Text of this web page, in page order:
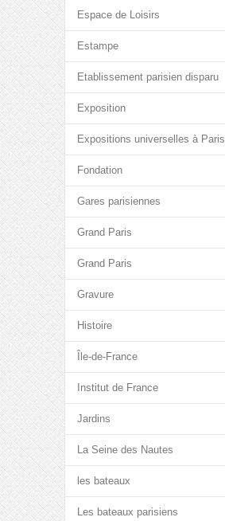
Espace de Loisirs
Estampe
Etablissement parisien disparu
Exposition
Expositions universelles à Paris
Fondation
Gares parisiennes
Grand Paris
Grand Paris
Gravure
Histoire
Île-de-France
Institut de France
Jardins
La Seine des Nautes
les bateaux
Les bateaux parisiens